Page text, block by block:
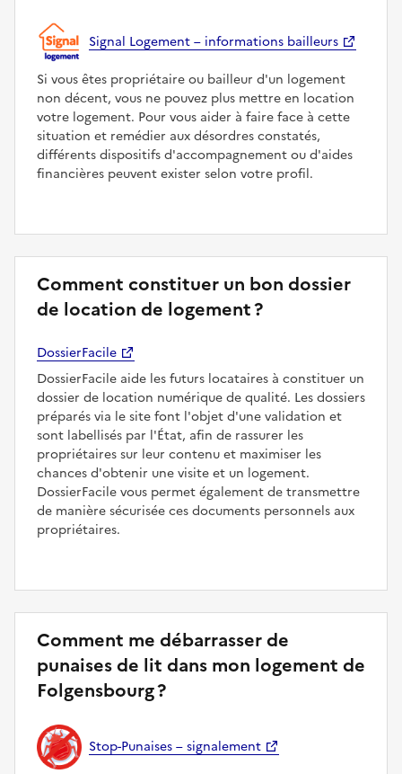
Signal Logement – informations bailleurs
Si vous êtes propriétaire ou bailleur d'un logement
non décent, vous ne pouvez plus mettre en location
votre logement. Pour vous aider à faire face à cette
situation et remédier aux désordres constatés,
différents dispositifs d'accompagnement ou d'aides
financières peuvent exister selon votre profil.
Comment constituer un bon dossier
de location de logement ?
DossierFacile
DossierFacile aide les futurs locataires à constituer un
dossier de location numérique de qualité. Les dossiers
préparés via le site font l'objet d'une validation et
sont labellisés par l'État, afin de rassurer les
propriétaires sur leur contenu et maximiser les
chances d'obtenir une visite et un logement.
DossierFacile vous permet également de transmettre
de manière sécurisée ces documents personnels aux
propriétaires.
Comment me débarrasser de
punaises de lit dans mon logement de
Folgensbourg ?
Stop-Punaises – signalement